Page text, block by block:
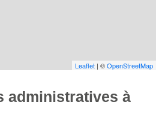
Leaflet | ©OpenStreetMap
administratives à